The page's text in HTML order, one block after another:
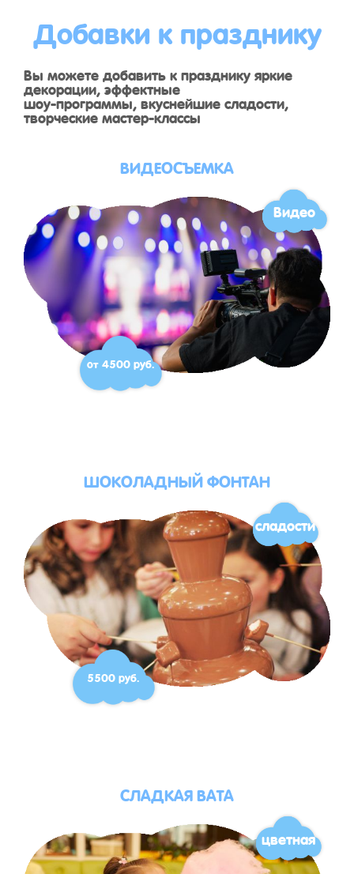
Добавки к празднику
Вы можете добавить к празднику яркие
декорации, эффектные
шоу-программы, вкуснейшие сладости,
творческие мастер-классы
ВИДЕОСЪЕМКА
Видео
от 4500 руб.
ШОКОЛАДНЫЙ ФОНТАН
сладости
5500 руб.
СЛАДКАЯ ВАТА
цветная